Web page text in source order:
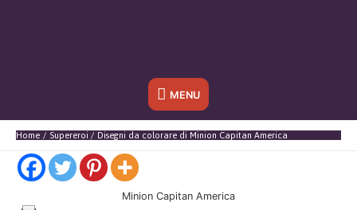
Sotto
l'header
MENU
Home Supereroi Disegni da colorare di Minion Capitan America
Minion Capitan America